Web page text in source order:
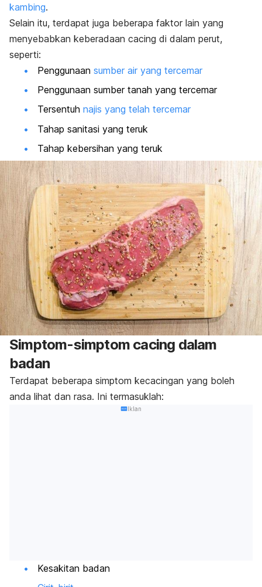
kambing.
Selain itu, terdapat juga beberapa faktor lain yang
menyebabkan keberadaan cacing di dalam perut,
seperti:
Penggunaan sumber air yang tercemar
Penggunaan sumber tanah yang tercemar
Tersentuh najis yang telah tercemar
Tahap sanitasi yang teruk
Tahap kebersihan yang teruk
Simptom-simptom cacing dalam
badan
Terdapat beberapa simptom kecacingan yang boleh
anda lihat dan rasa. Ini termasuklah:
Iklan
Kesakitan badan